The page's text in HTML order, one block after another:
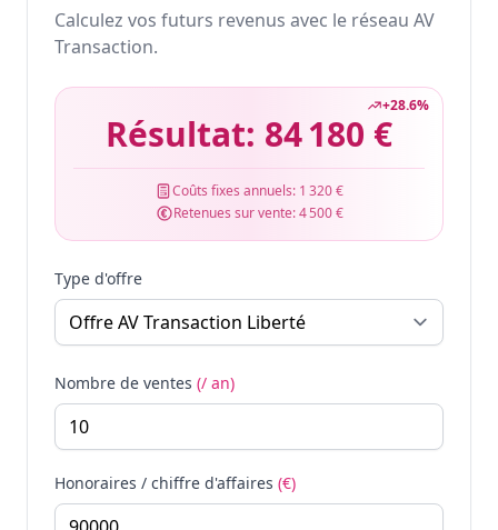
Calculez vos futurs revenus avec le réseau AV
Transaction.
+28.6%
Résultat: 84 180 €
Coûts fixes annuels: 1 320 €
Retenues sur vente:4 500 €
Type d'offre
Nombre de ventes (/ an)
Honoraires / chiffre d'affaires (€)